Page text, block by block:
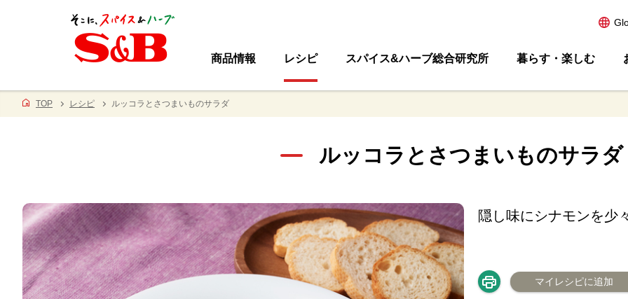
商品情報 レシピ スパイス&ハーブ総合研究所 暮らす・楽しむ
TOP レシピ ルッコラとさつまいものサラダ
ルッコラとさつまいものサラダ
隠し味にシナモンを少
マイレシピに追加